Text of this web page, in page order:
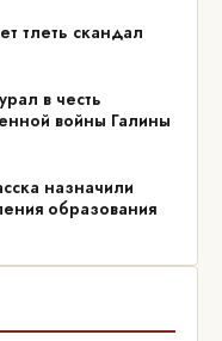
тлеть скандал
в честь
войны Галины
назначили
образования